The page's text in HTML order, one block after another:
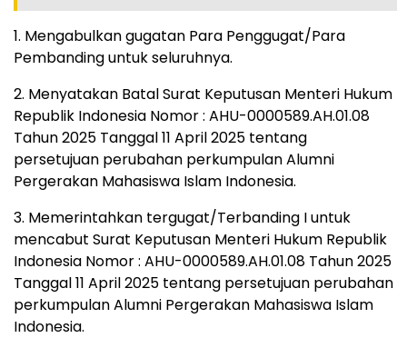
1. Mengabulkan gugatan Para Penggugat/Para
Pembanding untuk seluruhnya.
2. Menyatakan Batal Surat Keputusan Menteri Hukum
Republik Indonesia Nomor : AHU-0000589.AH.01.08
Tahun 2025 Tanggal 11 April 2025 tentang
persetujuan perubahan perkumpulan Alumni
Pergerakan Mahasiswa Islam Indonesia.
3. Memerintahkan tergugat/Terbanding I untuk
mencabut Surat Keputusan Menteri Hukum Republik
Indonesia Nomor : AHU-0000589.AH.01.08 Tahun 2025
Tanggal 11 April 2025 tentang persetujuan perubahan
perkumpulan Alumni Pergerakan Mahasiswa Islam
Indonesia.